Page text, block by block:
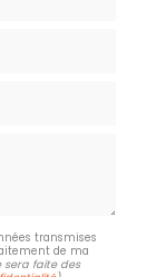
transmises
de ma
sera faite des